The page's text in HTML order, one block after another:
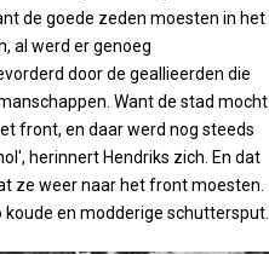
de goede zeden moesten in het
al werd er genoeg
door de geallieerden die
Want de stad mocht
front, en daar werd nog steeds
herinnert Hendriks zich. En dat
ze weer naar het front moesten.
en modderige schuttersput.